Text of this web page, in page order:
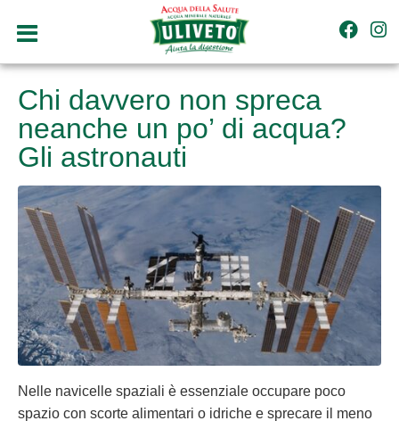
Chi davvero non spreca
neanche un po’ di acqua?
Gli astronauti
Nelle navicelle spaziali è essenziale occupare poco
spazio con scorte alimentari o idriche e sprecare il meno